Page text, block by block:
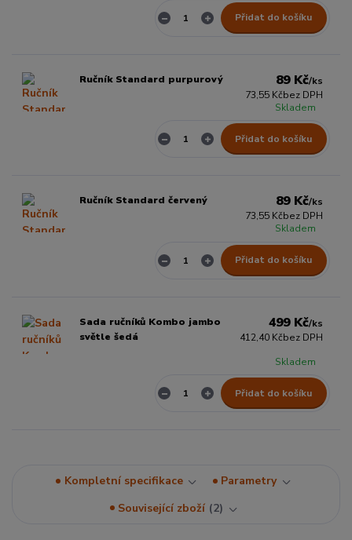
Přidat do košíku
Ručník Standard purpurový 89 Kč/ks
73,55 Kčbez DPH
Skladem
Přidat do košíku
Ručník Standard červený 89 Kč/ks
73,55 Kčbez DPH
Skladem
Přidat do košíku
Sada ručníků Kombo jambo
světle šedá
499 Kč/ks
412,40 Kčbez DPH
Skladem
Přidat do košíku
Kompletní specifikace
Parametry
Související zboží 2